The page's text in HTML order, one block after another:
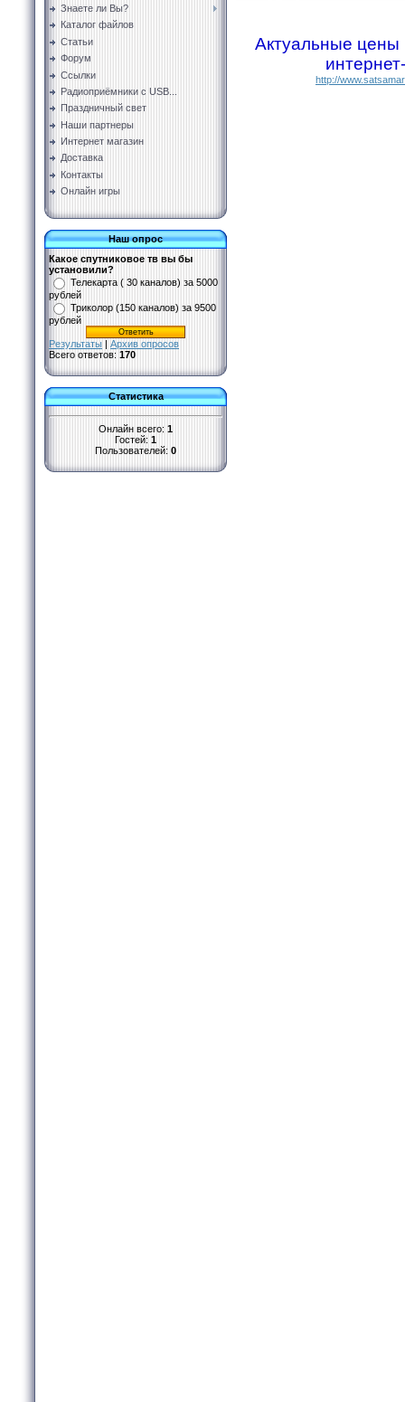
Знаете ли Вы?
Каталог файлов
Статьи
Форум
Ссылки
Радиоприёмники с USB...
Праздничный свет
Наши партнеры
Интернет магазин
Доставка
Контакты
Онлайн игры
Наш опрос
Какое спутниковое тв вы бы
установили?
Телекарта ( 30 каналов) за 5000
рублей
Триколор (150 каналов) за 9500
рублей
Результаты | Архив опросов
Всего ответов: 170
Статистика
Онлайн всего: 1
Гостей: 1
Пользователей: 0
Актуальные
http://